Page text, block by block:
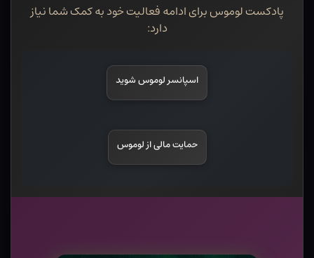
پادکست لوموس برای ادامه فعالیت خود به کمک شما نیاز
دارد:
اسپانسر لوموس شوید
حمایت مالی از لوموس